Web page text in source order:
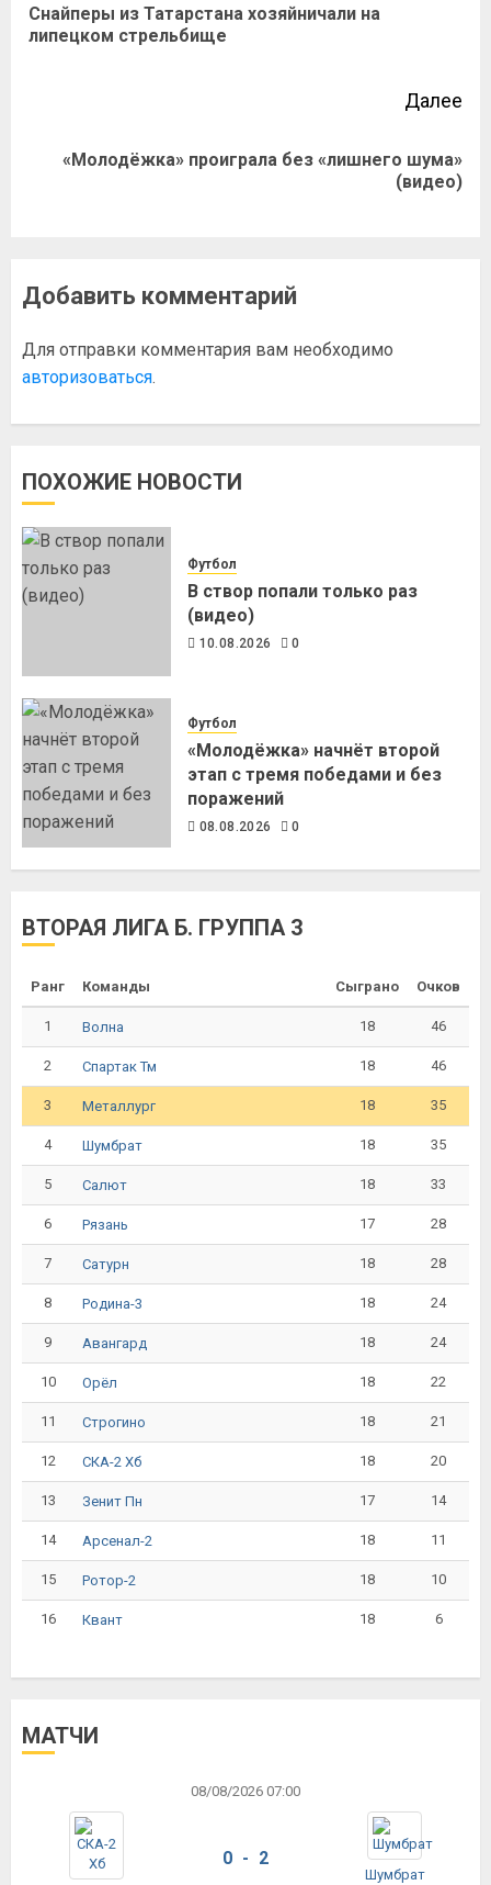
Снайперы из Татарстана хозяйничали на
липецком стрельбище
Далее
«Молодёжка» проиграла без «лишнего шума»
(видео)
Добавить комментарий
Для отправки комментария вам необходимо
авторизоваться.
ПОХОЖИЕ НОВОСТИ
Футбол
В створ попали только раз
(видео)
10.08.2026 0
Футбол
«Молодёжка» начнёт второй
этап с тремя победами и без
поражений
08.08.2026 0
ВТОРАЯ ЛИГА Б. ГРУППА 3
Ранг Команды Сыграно Очков
1 Волна 18 46
2 Спартак Тм 18 46
3 Металлург 18 35
4 Шумбрат 18 35
5 Салют 18 33
6 Рязань 17 28
7 Сатурн 18 28
8 Родина-3 18 24
9 Авангард 18 24
10 Орёл 18 22
11 Строгино 18 21
12 СКА-2 Хб 18 20
13 Зенит Пн 17 14
14 Арсенал-2 18 11
15 Ротор-2 18 10
16 Квант 18 6
МАТЧИ
08/08/2026 07:00
0 - 2
Шумбрат